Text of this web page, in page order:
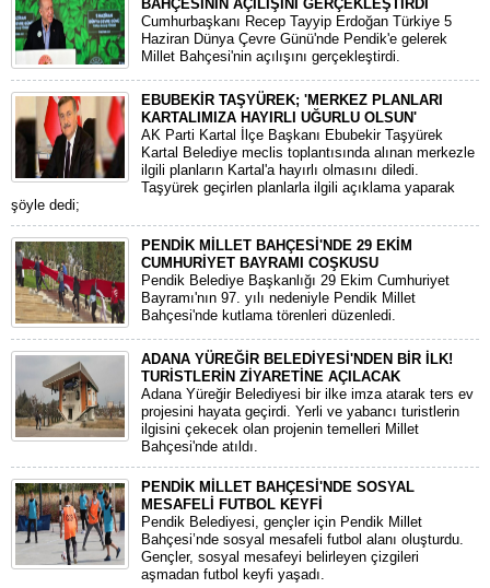
BAHÇESİNİN AÇILIŞINI GERÇEKLEŞTİRDİ
Cumhurbaşkanı Recep Tayyip Erdoğan Türkiye 5
Haziran Dünya Çevre Günü'nde Pendik'e gelerek
Millet Bahçesi'nin açılışını gerçekleştirdi.
EBUBEKİR TAŞYÜREK; 'MERKEZ PLANLARI
KARTALIMIZA HAYIRLI UĞURLU OLSUN'
AK Parti Kartal İlçe Başkanı Ebubekir Taşyürek
Kartal Belediye meclis toplantısında alınan merkezle
ilgili planların Kartal'a hayırlı olmasını diledi.
Taşyürek geçirlen planlarla ilgili açıklama yaparak
şöyle dedi;
PENDİK MİLLET BAHÇESİ'NDE 29 EKİM
CUMHURİYET BAYRAMI COŞKUSU
Pendik Belediye Başkanlığı 29 Ekim Cumhuriyet
Bayramı'nın 97. yılı nedeniyle Pendik Millet
Bahçesi'nde kutlama törenleri düzenledi.
ADANA YÜREĞİR BELEDİYESİ'NDEN BİR İLK!
TURİSTLERİN ZİYARETİNE AÇILACAK
Adana Yüreğir Belediyesi bir ilke imza atarak ters ev
projesini hayata geçirdi. Yerli ve yabancı turistlerin
ilgisini çekecek olan projenin temelleri Millet
Bahçesi'nde atıldı.
PENDİK MİLLET BAHÇESİ'NDE SOSYAL
MESAFELİ FUTBOL KEYFİ
Pendik Belediyesi, gençler için Pendik Millet
Bahçesi’nde sosyal mesafeli futbol alanı oluşturdu.
Gençler, sosyal mesafeyi belirleyen çizgileri
aşmadan futbol keyfi yaşadı.